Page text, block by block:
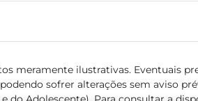
meramente ilustrativas. Eventuais
sofrer alterações sem aviso